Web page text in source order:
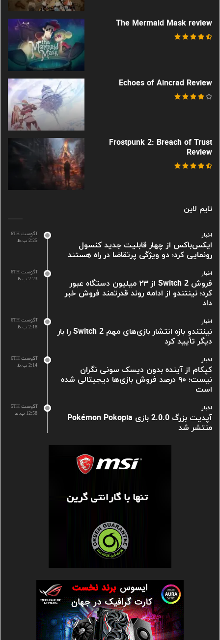
The Mermaid Mask review
Echoes of Aincrad Review
Frostpunk 2: Breach of Trust
Review
تایم لاین
آگوست 6TH
2:25 ب.ظ
اخبار
ایکس‌باکس از چهار قابلیت جدید کنسول
رونمایی کرد؛ دو ویژگی پرتقاضا در راه هستند
آگوست 6TH
2:23 ب.ظ
اخبار
فروش Switch 2 از ۲۳ میلیون دستگاه عبور
کرد؛ نینتندو از ادامه روند قدرتمند فروش خبر
داد
آگوست 6TH
2:18 ب.ظ
اخبار
نینتندو بازه انتشار بازی‌های مهم Switch 2 را بار
دیگر تأیید کرد
آگوست 6TH
2:14 ب.ظ
اخبار
کپکام از آینده بدون دیسک سونی نگران
نیست؛ ۹۰ درصد فروش بازی‌ها دیجیتالی شده
است
آگوست 5TH
12:58 ب.ظ
اخبار
آپدیت بزرگ 2.0.0 بازی Pokémon Pokopia
منتشر شد